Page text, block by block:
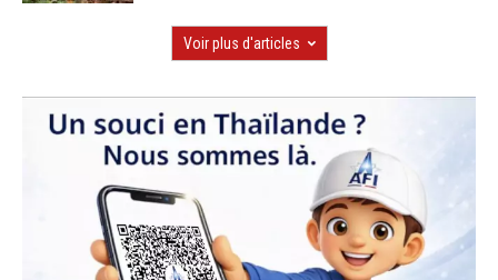
Voir plus d'articles